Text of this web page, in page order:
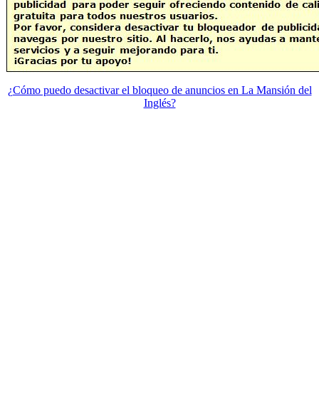
¿Cómo puedo desactivar el bloqueo de anuncios en La Mansión del
Inglés?